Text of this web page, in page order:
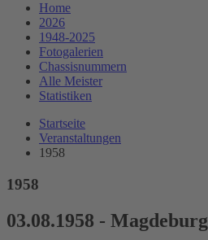
Home
2026
1948-2025
Fotogalerien
Chassisnummern
Alle Meister
Statistiken
Startseite
Veranstaltungen
1958
1958
03.08.1958 - Magdeburg